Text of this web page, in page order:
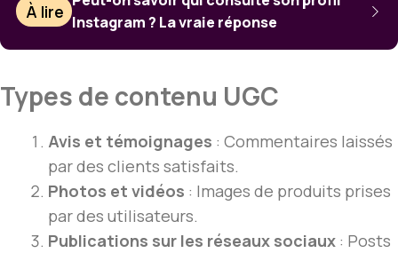
À lire Instagram ? La vraie réponse
Types de contenu UGC
Avis et témoignages : Commentaires laissés
par des clients satisfaits.
Photos et vidéos : Images de produits prises
par des utilisateurs.
Publications sur les réseaux sociaux : Posts